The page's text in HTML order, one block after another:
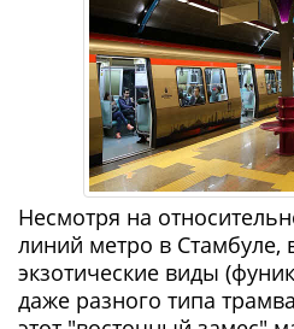
Несмотря на
линий метро в Стамбуле,
экзотические виды
даже разного типа